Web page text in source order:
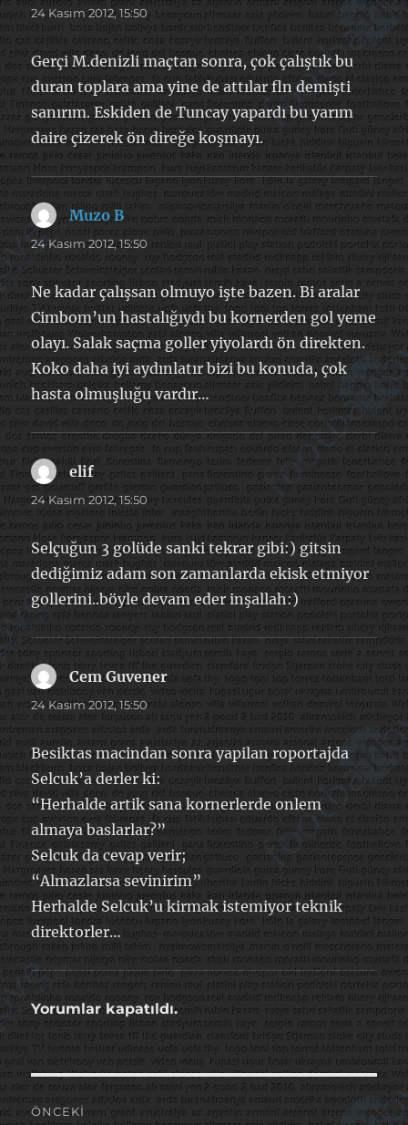
ki:
24 Kasım 2012, 15:50
Gerçi M.denizli maçtan sonra, çok çalıştık bu
duran toplara ama yine de attılar fln demişti
sanırım. Eskiden de Tuncay yapardı bu yarım
daire çizerek ön direğe koşmayı.
Muzo Bdedi
ki:
24 Kasım 2012, 15:50
Ne kadar çalışsan olmuyo işte bazen. Bi aralar
Cimbom’un hastalığıydı bu kornerden gol yeme
olayı. Salak saçma goller yiyolardı ön direkten.
Koko daha iyi aydınlatır bizi bu konuda, çok
hasta olmuşluğu vardır…
elifdedi
ki:
24 Kasım 2012, 15:50
Selçuğun 3 golüde sanki tekrar gibi:) gitsin
dediğimiz adam son zamanlarda ekisk etmiyor
gollerini..böyle devam eder inşallah:)
Cem Guvenerdedi
ki:
24 Kasım 2012, 15:50
Besiktas macindan sonra yapilan roportajda
Selcuk’a derler ki:
“Herhalde artik sana kornerlerde onlem
almaya baslarlar?”
Selcuk da cevap verir;
“Almazlarsa sevinirim”
Herhalde Selcuk’u kirmak istemiyor teknik
direktorler…
Yorumlar kapatıldı.
Yazı
ÖNCEKI